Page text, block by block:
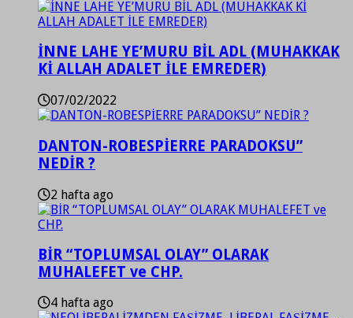
İNNE LAHE YE’MURU BİL ADL (MUHAKKAK
Kİ ALLAH ADALET İLE EMREDER)
07/02/2022
DANTON-ROBESPİERRE PARADOKSU”
NEDİR ?
2 hafta ago
BİR “TOPLUMSAL OLAY” OLARAK
MUHALEFET ve CHP.
4 hafta ago